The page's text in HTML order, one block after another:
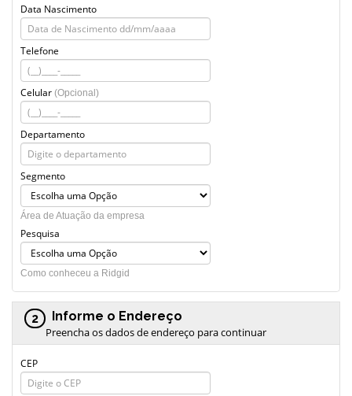
Data Nascimento
Telefone
Celular (Opcional)
Departamento
Segmento
Área de Atuação da empresa
Pesquisa
Como conheceu a Ridgid
2 Informe o Endereço
Preencha os dados de endereço para continuar
CEP